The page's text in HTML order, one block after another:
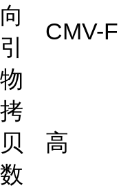
向
引
物
CMV-F
拷
贝
数
高